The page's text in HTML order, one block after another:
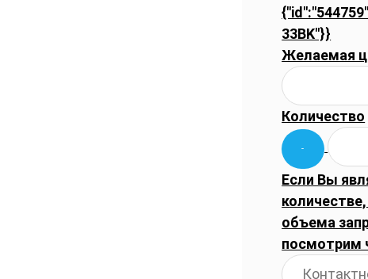
33BK"}}
Желаемая
Количество
Если Вы
объема
посмотрим